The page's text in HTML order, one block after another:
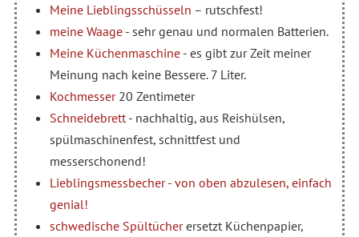
Meine Lieblingsschüsseln – rutschfest!
meine Waage- sehr genau und normalen Batterien.
Meine Küchenmaschine- es gibt zur Zeit meiner
Meinung nach keine Bessere. 7 Liter.
Kochmesser20 Zentimeter
Schneidebrett- nachhaltig, aus Reishülsen,
spülmaschinenfest, schnittfest und
messerschonend!
Lieblingsmessbecher - von oben abzulesen, einfach
genial!
schwedische Spültücherersetzt Küchenpapier,